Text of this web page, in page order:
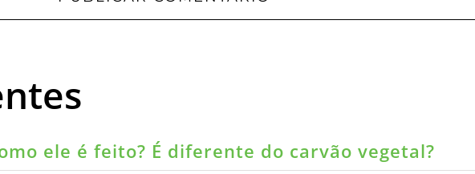
ele é feito? É diferente do carvão vegetal?